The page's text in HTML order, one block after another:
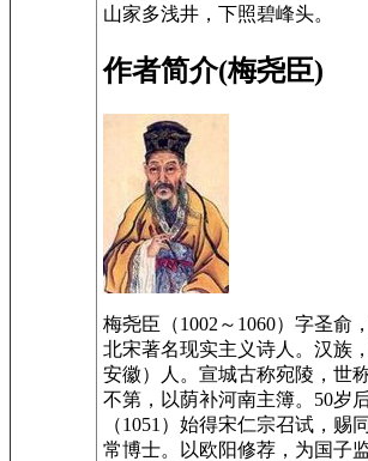
山家多浅井，下照碧峰头。
作者简介(梅尧臣)
梅尧臣（1002～1060）字圣俞
北宋著名现实主义诗人。汉族
安徽）人。宣城古称宛陵，世
不第，以荫补河南主簿。50岁
（1051）始得宋仁宗召试，赐
常博士。以欧阳修荐，为国子